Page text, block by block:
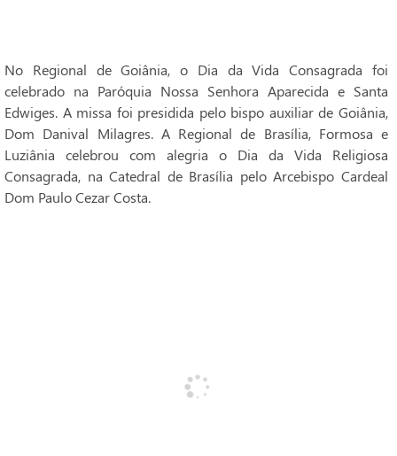
No Regional de Goiânia, o Dia da Vida Consagrada foi
celebrado na Paróquia Nossa Senhora Aparecida e Santa
Edwiges. A missa foi presidida pelo bispo auxiliar de Goiânia,
Dom Danival Milagres. A Regional de Brasília, Formosa e
Luziânia celebrou com alegria o Dia da Vida Religiosa
Consagrada, na Catedral de Brasília pelo Arcebispo Cardeal
Dom Paulo Cezar Costa.